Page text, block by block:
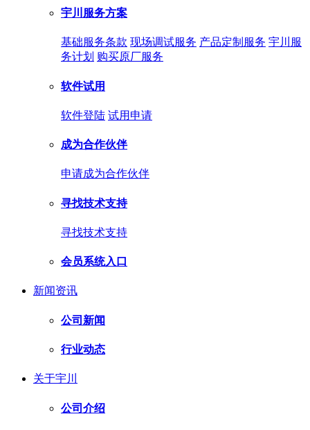
宇川服务方案
基础服务条款 现场调试服务 产品定制服务 宇川服
务计划 购买原厂服务
软件试用
软件登陆 试用申请
成为合作伙伴
申请成为合作伙伴
寻找技术支持
寻找技术支持
会员系统入口
新闻资讯
公司新闻
行业动态
关于宇川
公司介绍